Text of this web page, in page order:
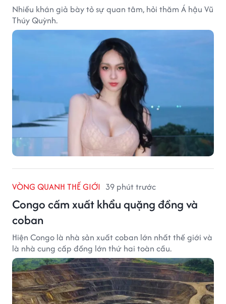
Nhiều khán giả bày tỏ sự quan tâm, hỏi thăm Á hậu Vũ
Thúy Quỳnh.
VÒNG QUANH THẾ GIỚI 39 phút trước
Congo cấm xuất khẩu quặng đồng và
coban
Hiện Congo là nhà sản xuất coban lớn nhất thế giới và
là nhà cung cấp đồng lớn thứ hai toàn cầu.